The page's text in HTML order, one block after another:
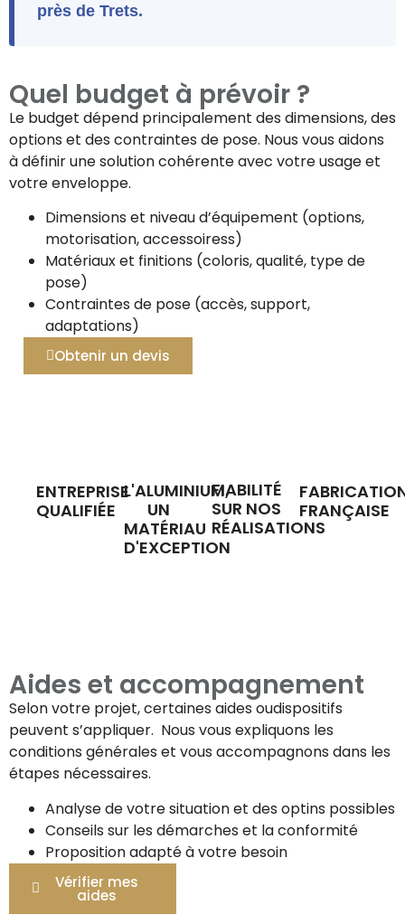
près de Trets.
Quel budget à prévoir ?
Le budget dépend principalement des dimensions, des
options et des contraintes de pose. Nous vous aidons
à définir une solution cohérente avec votre usage et
votre enveloppe.
Dimensions et niveau d’équipement (options,
motorisation, accessoiress)
Matériaux et finitions (coloris, qualité, type de
pose)
Contraintes de pose (accès, support,
adaptations)
Obtenir un devis
ENTREPRISE
QUALIFIÉE
L'ALUMINIUM,
UN
MATÉRIAU
D'EXCEPTION
FIABILITÉ
SUR NOS
RÉALISATIONS
FRANÇAISE
Aides et accompagnement
Selon votre projet, certaines aides oudispositifs
peuvent s’appliquer. Nous vous expliquons les
conditions générales et vous accompagnons dans les
étapes nécessaires.
Analyse de votre situation et des optins possibles
Conseils sur les démarches et la conformité
Proposition adapté à votre besoin
Vérifier mes
aides